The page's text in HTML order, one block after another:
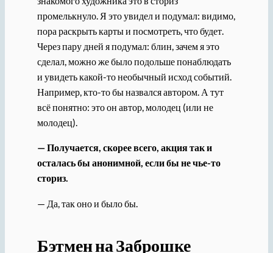
промелькнуло. Я это увидел и подумал: видимо,
пора раскрыть карты и посмотреть, что будет.
Через пару дней я подумал: блин, зачем я это
сделал, можно же было подольше понаблюдать
и увидеть какой-то необычный исход событий.
Например, кто-то бы назвался автором. А тут
всё понятно: это он автор, молодец (или не
молодец).
— Получается, скорее всего, акция так и
осталась бы анонимной, если бы не чье-то
сториз.
— Да, так оно и было бы.
Бэтмен на Заброшке